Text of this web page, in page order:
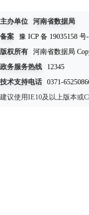
主办单位
河南省数据局
备案
豫 ICP 备 19035158 号
版权所有
河南省数据局
政务服务热线
12345
技术支持电话
0371-
建议使用IE10及以上版本或